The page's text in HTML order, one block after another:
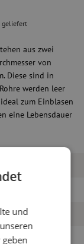
geliefert
aus zwei
von
Diese sind in
werden leer
zum Einblasen
eine Lebensdauer
türkis (ODF)
und